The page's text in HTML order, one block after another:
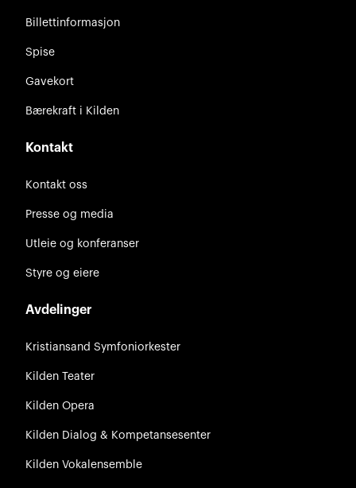
Billettinformasjon
Spise
Gavekort
Bærekraft i Kilden
Kontakt
Kontakt oss
Presse og media
Utleie og konferanser
Styre og eiere
Avdelinger
Kristiansand Symfoniorkester
Kilden Teater
Kilden Opera
Kilden Dialog & Kompetansesenter
Kilden Vokalensemble